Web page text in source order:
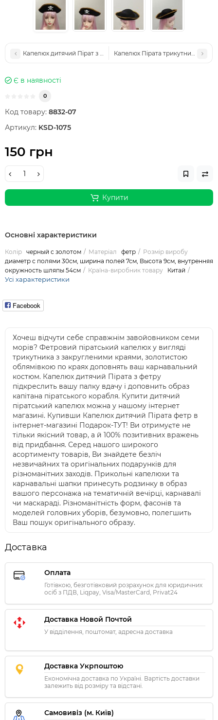
Капелюх дитячий Пірат з пов'язкоюКапелюх Пірата трикутник із
Є в наявності
0
Код товару: 8832-07
Артикул: KSD-1075
150 грн
Купити
Основні характеристики
Колір черный с золотом Матеріал фетр
Розмір виробу
диаметр с полями 30см, ширина полей 7см, Высота 9см, внутренняя
окружность шляпы 54см
Країна-виробник товару Китай
Усі характеристики
Facebook
Хочеш відчути себе справжнім завойовником семи
морів? Фетровий піратський капелюх у вигляді
трикутника з закругленими краями, золотистою
облямівкою по краях доповнять ваш карнавальний
костюм. Капелюх дитячий Пірата з фетру
підкреслить вашу палку вдачу і доповнить образ
капітана піратського корабля. Купити дитячий
піратський капелюх можна у нашому інтернет
магазині. Купивши Капелюх дитячий Пірата фетр в
інтернет-магазині Подарок-ТУТ! Ви отримуєте не
тільки якісний товар, а й 100% позитивних вражень
від придбання. Серед нашого широкого
асортименту товарів, Ви знайдете безліч
незвичайних та оригінальних подарунків для
різноманітних заходів. Прикольні капелюхи та
карнавальні шапки принесуть родзинку в образ
вашого персонажа на тематичній вечірці, карнавалі
чи маскараді. Різноманітність форм, фасонів та
моделей головних уборів, безумовно, полегшить
Ваш пошук оригінального образу.
Доставка
Оплата
Готівкою, безготівковий розрахунок для юридичних
осіб з ПДВ, Liqpay, Visa/MasterCard, Privat24
Доставка Новой Почтой
У відділення, поштомат, адресна доставка
Доставка Укрпоштою
Економічна доставка по Україні. Вартість доставки
залежить від розміру та відстані.
Самовивіз (м. Київ)